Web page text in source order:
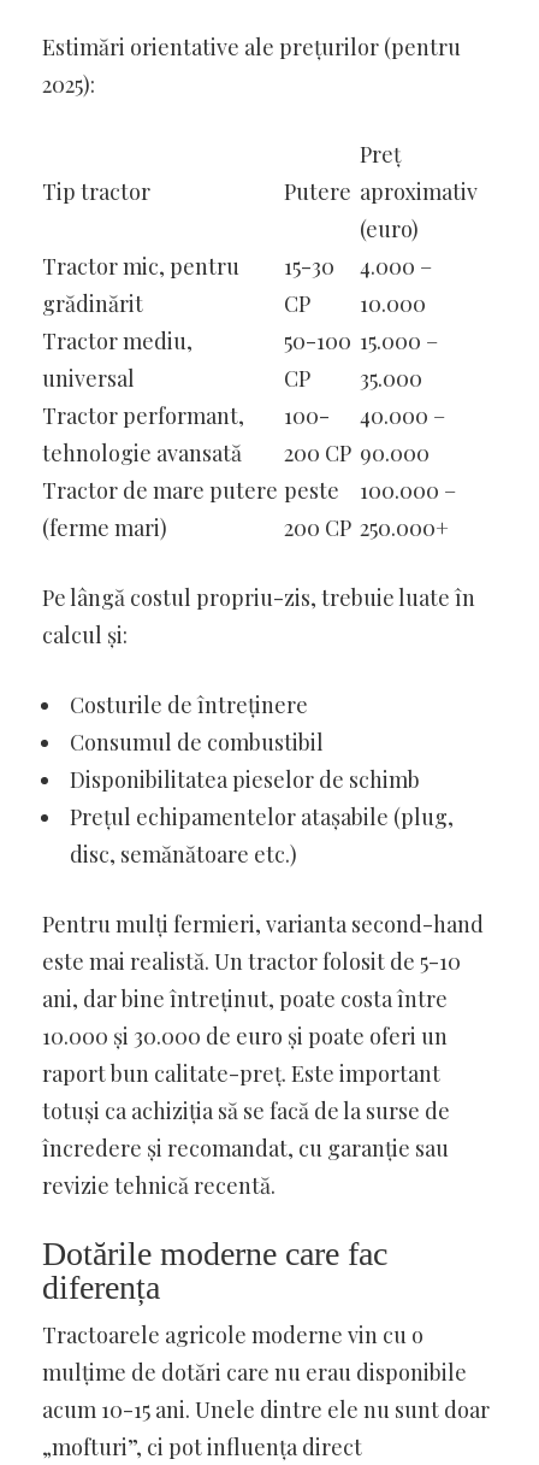
Estimări orientative ale prețurilor (pentru
2025):
Tip tractor Putere
Preț
aproximativ
(euro)
Tractor mic, pentru
grădinărit
15-30
CP
4.000 –
10.000
Tractor mediu,
universal
50-100
CP
15.000 –
35.000
Tractor performant,
tehnologie avansată
100-
200 CP
40.000 –
90.000
Tractor de mare putere
(ferme mari)
peste
200 CP
100.000 –
250.000+
Pe lângă costul propriu-zis, trebuie luate în
calcul și:
Costurile de întreținere
Consumul de combustibil
Disponibilitatea pieselor de schimb
Prețul echipamentelor atașabile (plug,
disc, semănătoare etc.)
Pentru mulți fermieri, varianta second-hand
este mai realistă. Un tractor folosit de 5-10
ani, dar bine întreținut, poate costa între
10.000 și 30.000 de euro și poate oferi un
raport bun calitate-preț. Este important
totuși ca achiziția să se facă de la surse de
încredere și recomandat, cu garanție sau
revizie tehnică recentă.
Dotările moderne care fac
diferența
Tractoarele agricole moderne vin cu o
mulțime de dotări care nu erau disponibile
acum 10-15 ani. Unele dintre ele nu sunt doar
„mofturi”, ci pot influența direct